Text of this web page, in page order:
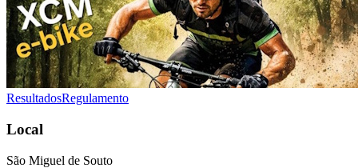
ResultadosRegulamento
Local
São Miguel de Souto